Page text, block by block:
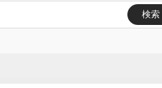
検索